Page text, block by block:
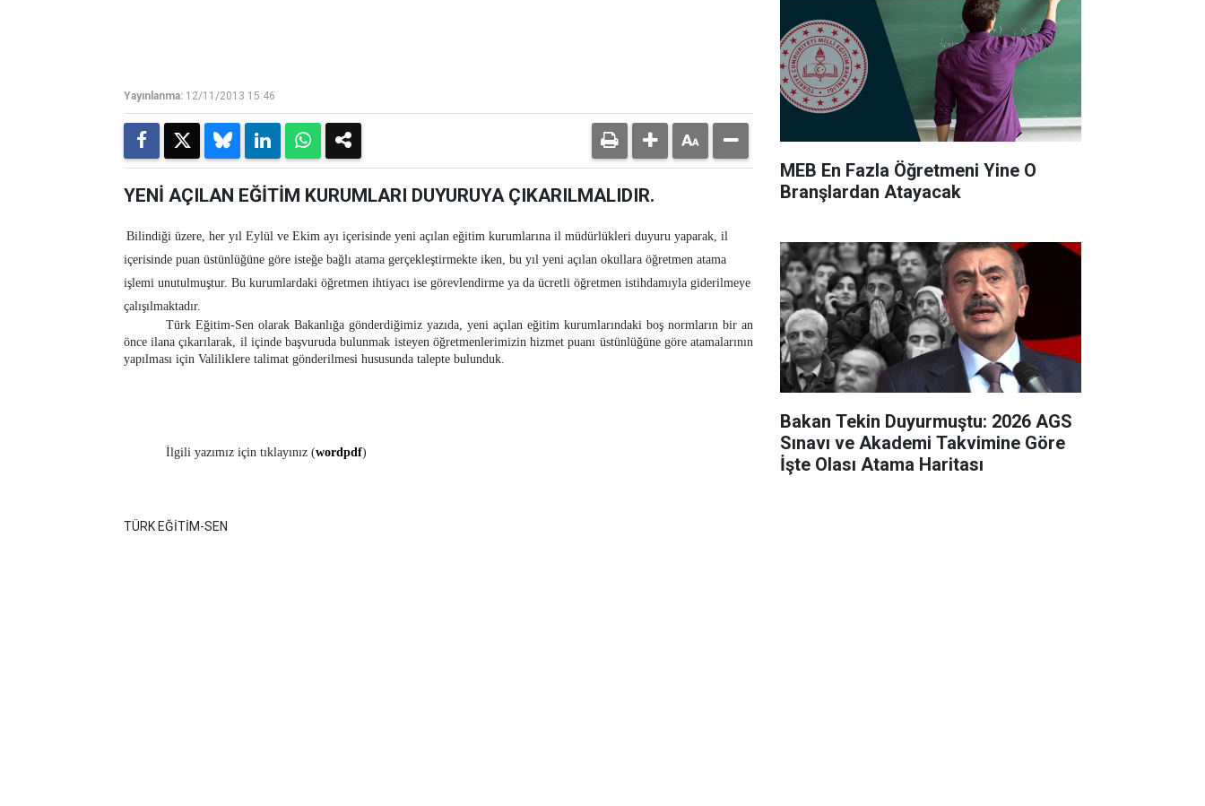
Yayınlanma: 12/11/2013 15:46
YENİ AÇILAN EĞİTİM KURUMLARI DUYURUYA ÇIKARILMALIDIR.
Bilindiği üzere, her yıl Eylül ve Ekim ayı içerisinde yeni açılan eğitim kurumlarına il müdürlükleri duyuru yaparak, il
içerisinde puan üstünlüğüne göre isteğe bağlı atama gerçekleştirmekte iken, bu yıl yeni açılan okullara öğretmen atama
işlemi unutulmuştur. Bu kurumlardaki öğretmen ihtiyacı ise görevlendirme ya da ücretli öğretmen istihdamıyla giderilmeye
çalışılmaktadır.
Türk Eğitim-Sen olarak Bakanlığa gönderdiğimiz yazıda, yeni açılan eğitim kurumlarındaki boş normların bir an
önce ilana çıkarılarak, il içinde başvuruda bulunmak isteyen öğretmenlerimizin hizmet puanı üstünlüğüne göre atamalarının
yapılması için Valiliklere talimat gönderilmesi hususunda talepte bulunduk.
İlgili yazımız için tıklayınız (wordpdf)
TÜRK EĞİTİM-SEN
MEB En Fazla Öğretmeni Yine O
Branşlardan Atayacak
Bakan Tekin Duyurmuştu: 2026 AGS
Sınavı ve Akademi Takvimine Göre
İşte Olası Atama Haritası